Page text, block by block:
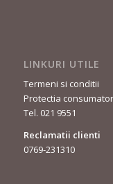
LINKURI UTILE
Termeni si conditii
Protectia
Tel. 021 9551
Reclamatii clienti
0769-231310